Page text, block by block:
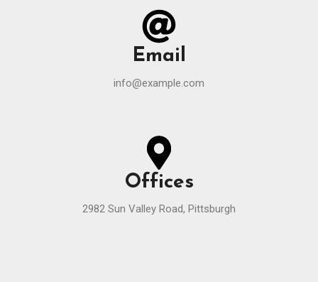
Email
info@example.com
Offices
2982 Sun Valley Road, Pittsburgh